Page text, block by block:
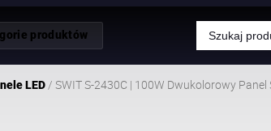
produktów
Wyszukiwarka
produktów
LED/ SWIT S-2430C | 100W Dwukolorowy Panel